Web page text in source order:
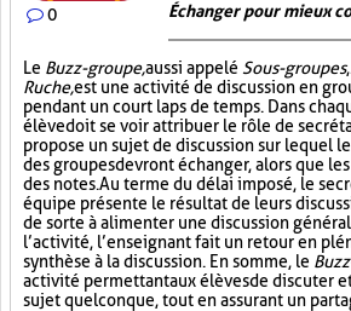
0 Échanger pour mieux
Le Buzz-groupe,aussi appelé Sous-groupes,
Ruche,est une activité de discussion en
pendant un court laps de temps. Dans
élève doit se voir attribuer le rôle de
propose un sujet de discussion sur lequel
des groupes devront échanger, alors que
des notes. Au terme du délai imposé, le
équipe présente le résultat de leurs
de sorte à alimenter une discussion
l’activité, l’enseignant fait un retour en
synthèse à la discussion. En somme, le
activité permettant aux élèves de discuter
sujet quelconque, tout en assurant un